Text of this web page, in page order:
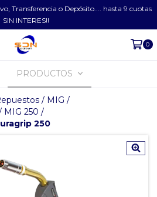
Transferencia o Depósito.... hasta 9 cuotas
SIN INTERES!!
0
PRODUCTOS
/ MIG /
MIG 250 /
250